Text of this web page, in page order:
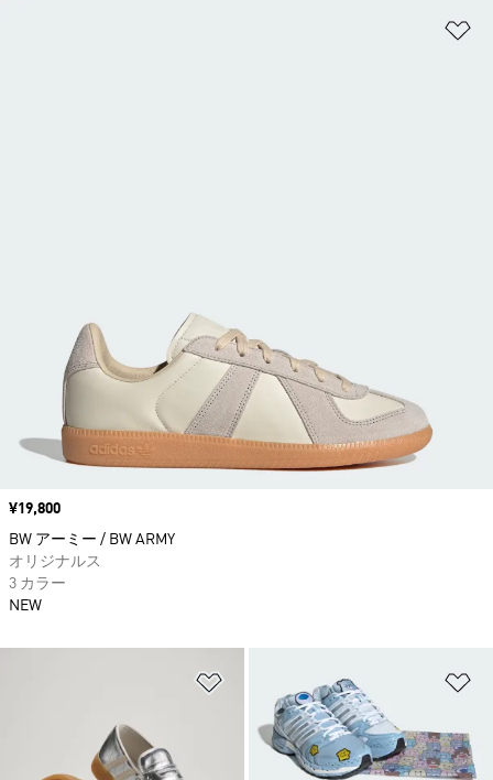
ほしいものリストに追加
価格
¥19,800
BW アーミー / BW ARMY
オリジナルス
3 カラー
NEW